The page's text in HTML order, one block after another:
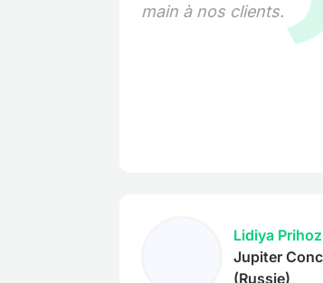
main à nos clients.
Lidiya
Jupiter
(Russie)